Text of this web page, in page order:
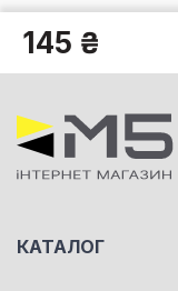
145 ₴
КАТАЛОГ